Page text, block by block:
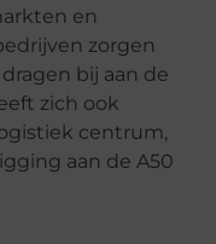
en
zorgen
bij aan de
zich ook
centrum,
aan de A50